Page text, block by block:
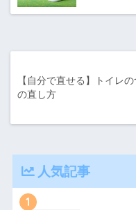
【自分で直せる】トイレ
の直し方
人気記事
1